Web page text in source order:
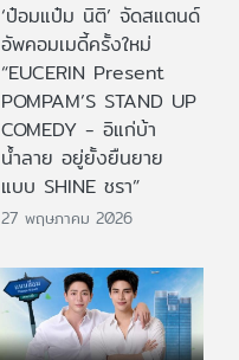
‘ป๋อมแป๋ม นิติ’ จัดสแตนด์
อัพคอมเมดี้ครั้งใหม่
“EUCERIN Present
POMPAM’S STAND UP
COMEDY - อิแก่บ้า
น้ำลาย อยู่ยั้งยืนยาย
แบบ SHINE ชรา”
27 พฤษภาคม 2026